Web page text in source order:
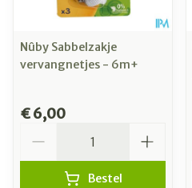
Nûby Sabbelzakje
vervangnetjes - 6m+
€ 6,00
Bestel